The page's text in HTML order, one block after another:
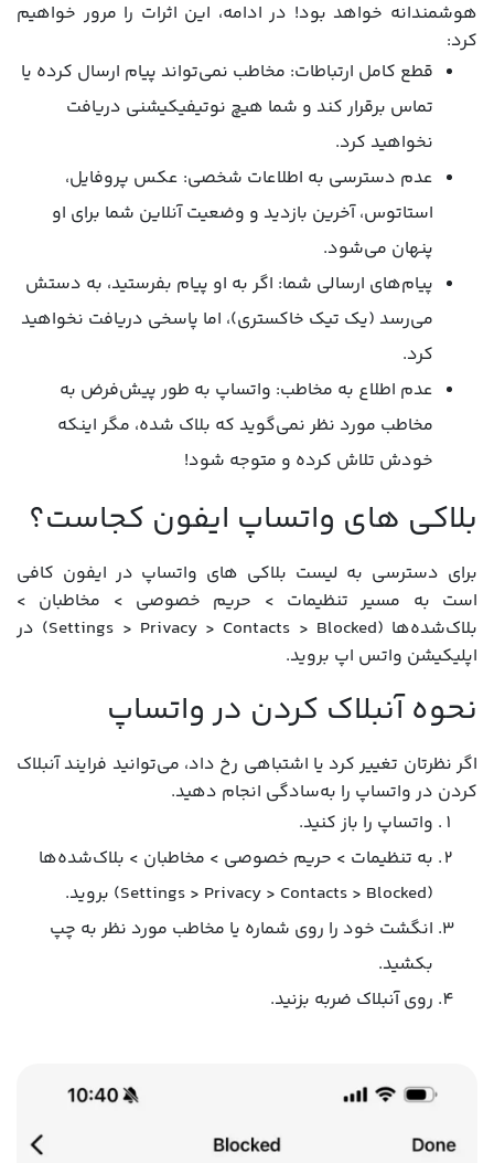
هوشمندانه خواهد بود! در ادامه، این اثرات را مرور خواهیم
کرد:
قطع کامل ارتباطات: مخاطب نمی‌تواند پیام ارسال کرده یا
تماس برقرار کند و شما هیچ نوتیفیکیشنی دریافت
نخواهید کرد.
عدم دسترسی به اطلاعات شخصی: عکس پروفایل،
استاتوس، آخرین بازدید و وضعیت آنلاین شما برای او
پنهان می‌شود.
پیام‌های ارسالی شما: اگر به او پیام بفرستید، به دستش
می‌رسد (یک تیک خاکستری)، اما پاسخی دریافت نخواهید
کرد.
عدم اطلاع به مخاطب: واتساپ به طور پیش‌فرض به
مخاطب مورد نظر نمی‌گوید که بلاک شده، مگر اینکه
خودش تلاش کرده و متوجه شود!
بلاکی های واتساپ ایفون کجاست؟
برای دسترسی به لیست بلاکی های واتساپ در ایفون کافی
است به مسیر تنظیمات > حریم خصوصی > مخاطبان >
بلاک‌شده‌ها (Settings > Privacy > Contacts > Blocked) در
اپلیکیشن واتس اپ بروید.
نحوه آنبلاک کردن در واتساپ
اگر نظرتان تغییر کرد یا اشتباهی رخ داد، می‌توانید فرایند آنبلاک
کردن در واتساپ را به‌سادگی انجام دهید.
واتساپ را باز کنید.
به تنظیمات > حریم خصوصی > مخاطبان > بلاک‌شده‌ها
(Settings > Privacy > Contacts > Blocked) بروید.
انگشت خود را روی شماره یا مخاطب مورد نظر به چپ
بکشید.
روی آنبلاک ضربه بزنید.